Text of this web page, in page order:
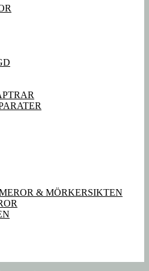
& MÖRKERSIKTEN